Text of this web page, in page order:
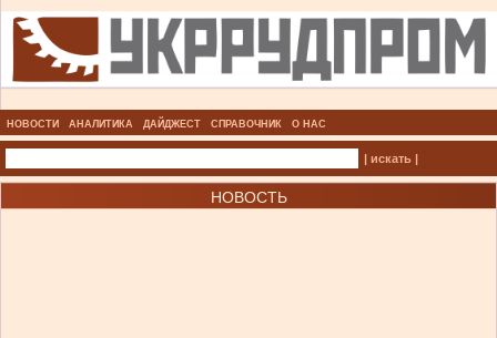
НОВОСТИ АНАЛИТИКА ДАЙДЖЕСТ СПРАВОЧНИК О НАС
| искать |
НОВОСТЬ